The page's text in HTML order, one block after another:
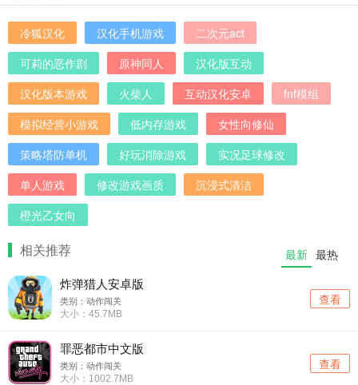
冷狐汉化 汉化手机游戏
二次元act
可莉的恶作剧
原神同人
汉化版互动
汉化版本游戏
火柴人 互动汉化安卓
fnf模组
模拟经营小游戏
低内存游戏
女性向修仙
策略塔防单机
好玩消除游戏
实况足球修改
单人游戏
修改游戏画质
沉浸式清洁
橙光乙女向
相关推荐 最新 最热
炸弹猎人安卓版
类别：动作闯关
大小：45.7MB
查看
罪恶都市中文版
类别：动作闯关
大小：1002.7MB
查看